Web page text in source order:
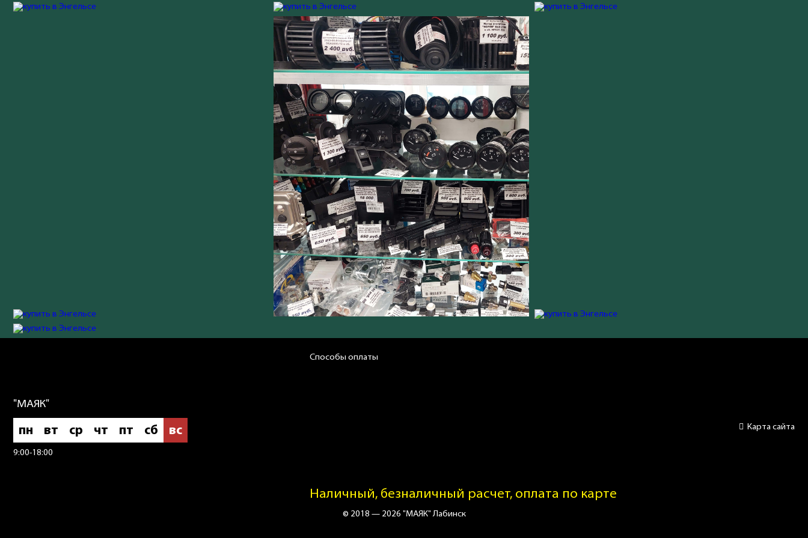
"МАЯК"
пн вт ср чт пт сб вс
9:00-18:00
Способы оплаты
Наличный, безналичный расчет, оплата по карте
Карта сайта
© 2018 — 2026 "МАЯК" Лабинск